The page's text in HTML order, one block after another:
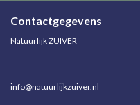
Contactgegevens
Natuurlijk ZUIVER
info@natuurlijkzuiver.nl